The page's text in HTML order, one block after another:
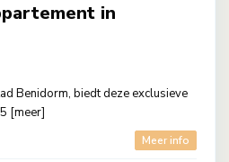
in
Benidorm, biedt deze exclusieve
[meer]
Meer info